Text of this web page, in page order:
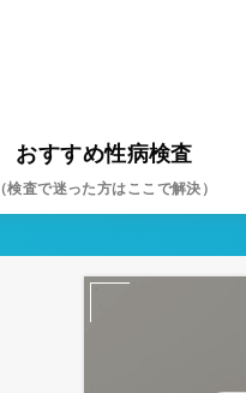
おすすめ性病検査
（検査で迷った方はここで解決）